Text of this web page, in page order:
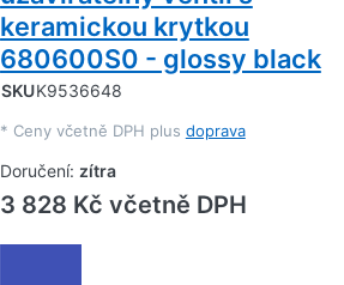
keramickou krytkou
680600S0 - glossy black
SKUK9536648
* Ceny včetně DPH plus doprava
Doručení: zítra
3 828 Kč včetně DPH